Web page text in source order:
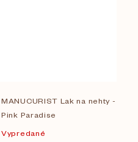
MANUCURIST Lak na nehty -
Pink Paradise
Vypredané